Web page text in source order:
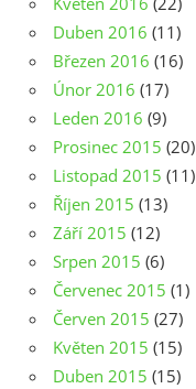
Duben 2016 (11)
Březen 2016 (16)
Únor 2016 (17)
Leden 2016 (9)
Prosinec 2015 (20)
Listopad 2015 (11)
Říjen 2015 (13)
Září 2015 (12)
Srpen 2015 (6)
Červenec 2015 (1)
Červen 2015 (27)
Květen 2015 (15)
Duben 2015 (15)